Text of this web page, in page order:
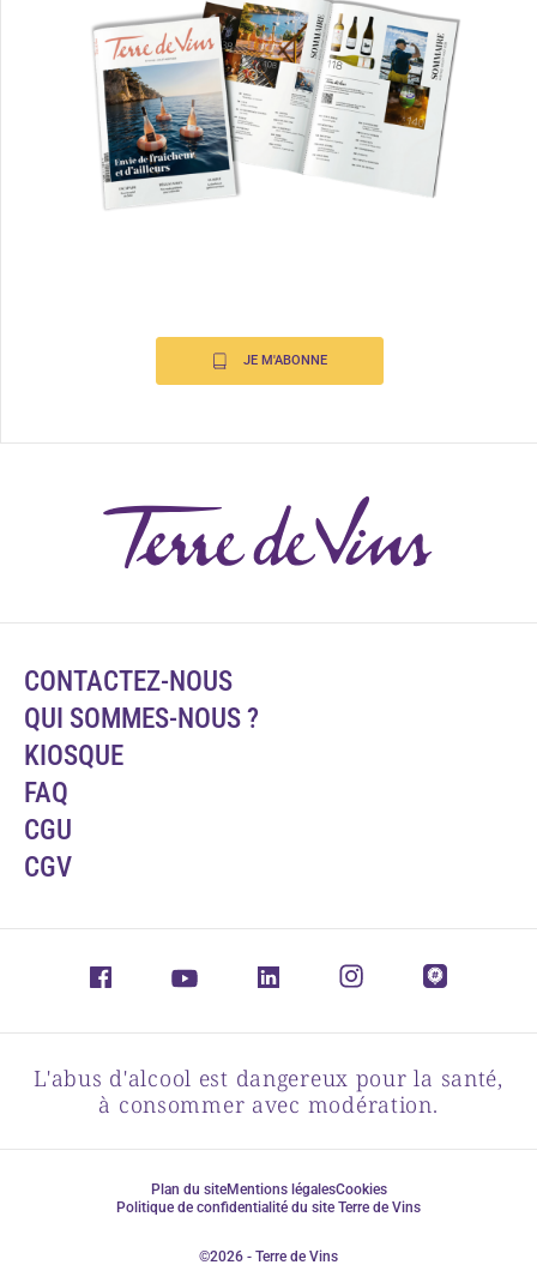
JE M'ABONNE
CONTACTEZ-NOUS
QUI SOMMES-NOUS ?
KIOSQUE
FAQ
CGU
CGV
L'abus d'alcool est dangereux pour la santé,
à consommer avec modération.
Plan du siteMentions légalesCookies
Politique de confidentialité du site Terre de Vins
©2026 - Terre de Vins